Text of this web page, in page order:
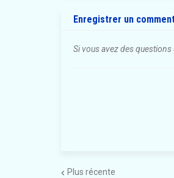
Enregistrer un
Si vous avez des questions
Plus récente